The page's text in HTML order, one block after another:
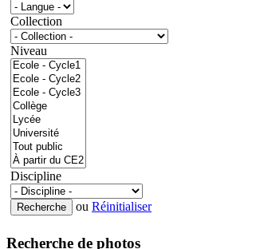
Collection
Niveau
Discipline
ou Réinitialiser
Recherche de photos